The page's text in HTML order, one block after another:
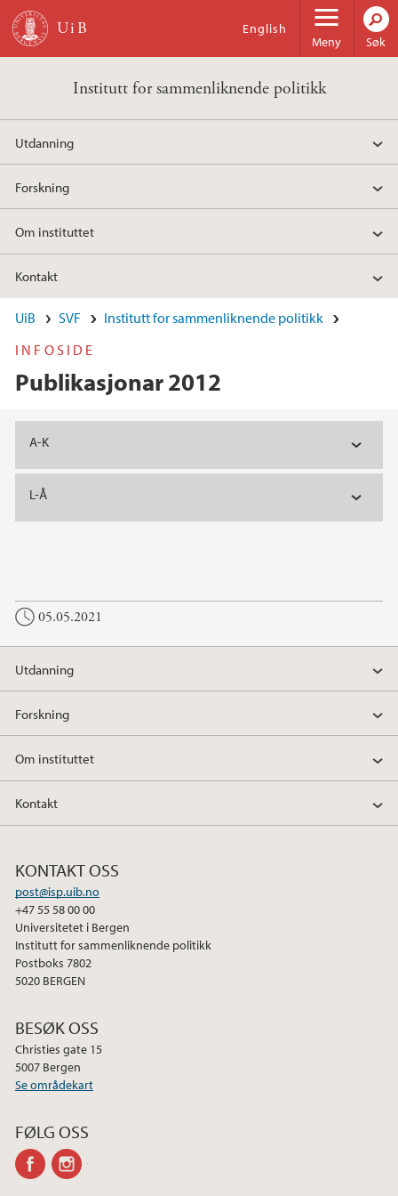
Hopp til hovedinnhold
Meny
English
Søk
Institutt for sammenliknende politikk
Utdanning
Forskning
Om instituttet
Kontakt
UiB SVF
Institutt for sammenliknende politikk
INFOSIDE
Publikasjonar 2012
Hovedinnhold
A-K
L-Å
05.05.2021
Utdanning
Forskning
Om instituttet
Kontakt
KONTAKT OSS
post@isp.uib.no
+47 55 58 00 00
Universitetet i Bergen
Institutt for sammenliknende politikk
Postboks 7802
5020 BERGEN
BESØK OSS
Christies gate 15
5007 Bergen
Se områdekart
FØLG OSS
facebook